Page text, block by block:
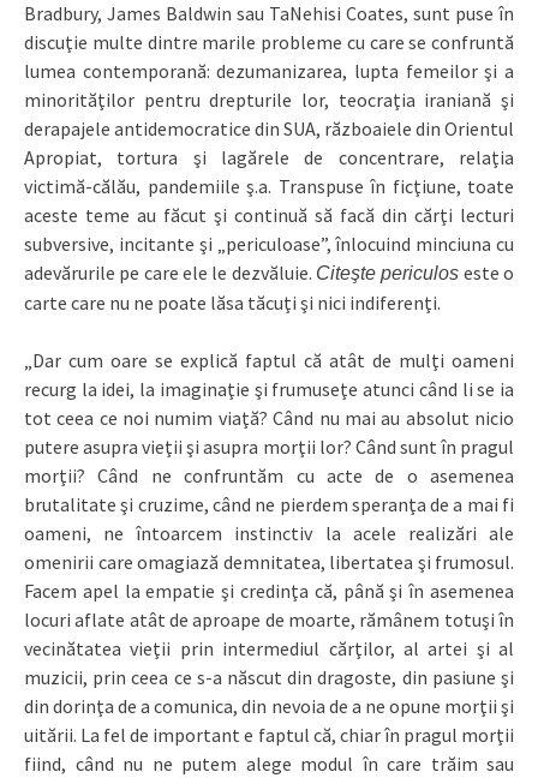
Bradbury, James Baldwin sau TaNehisi Coates, sunt puse în
discuţie multe dintre marile probleme cu care se confruntă
lumea contemporană: dezumanizarea, lupta femeilor şi a
minorităţilor pentru drepturile lor, teocraţia iraniană şi
derapajele antidemocratice din SUA, războaiele din Orientul
Apropiat, tortura şi lagărele de concentrare, relaţia
victimă-călău, pandemiile ş.a. Transpuse în ficţiune, toate
aceste teme au făcut şi continuă să facă din cărţi lecturi
subversive, incitante şi „periculoase”, înlocuind minciuna cu
adevărurile pe care ele le dezvăluie. Citeşte periculos este o
carte care nu ne poate lăsa tăcuţi şi nici indiferenţi.
„Dar cum oare se explică faptul că atât de mulţi oameni
recurg la idei, la imaginaţie şi frumuseţe atunci când li se ia
tot ceea ce noi numim viaţă? Când nu mai au absolut nicio
putere asupra vieţii şi asupra morţii lor? Când sunt în pragul
morţii? Când ne confruntăm cu acte de o asemenea
brutalitate şi cruzime, când ne pierdem speranţa de a mai fi
oameni, ne întoarcem instinctiv la acele realizări ale
omenirii care omagiază demnitatea, libertatea şi frumosul.
Facem apel la empatie şi credinţa că, până şi în asemenea
locuri aflate atât de aproape de moarte, rămânem totuşi în
vecinătatea vieţii prin intermediul cărţilor, al artei şi al
muzicii, prin ceea ce s‑a născut din dragoste, din pasiune şi
din dorinţa de a comunica, din nevoia de a ne opune morţii şi
uitării. La fel de important e faptul că, chiar în pragul morţii
fiind, când nu ne putem alege modul în care trăim sau